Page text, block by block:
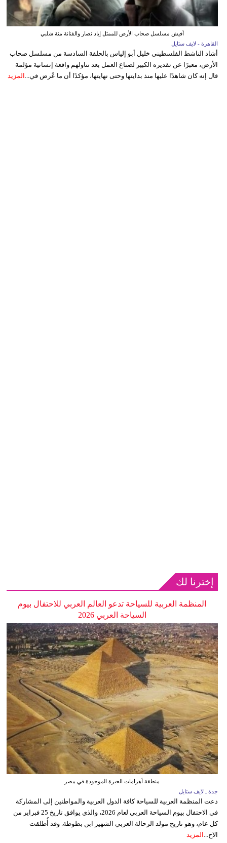
أفيش مسلسل صحاب الأرض للممثل إياد نصار والفنانة منة شلبي
القاهرة - لايف ستايل
أشاد الناشط الفلسطيني خليل أبو إلياس بالحلقة السادسة من مسلسل صحاب
الأرض، معبرًا عن تقديره الكبير لصناع العمل بعد تناولهم واقعة إنسانية مؤلمة
قال إنه كان شاهدًا عليها منذ بدايتها وحتى نهايتها، مؤكدًا أن ما عُرض في... المزيد
إخترنا لك
المنظمة العربية للسياحة تدعو العالم العربي للاحتفال بيوم
السياحة العربي 2026
منطقة أهرامات الجيزة الموجودة في مصر
جدة ـ لايف ستايل
دعت المنظمة العربية للسياحة كافة الدول العربية والمواطنين إلى المشاركة
في الاحتفال بيوم السياحة العربي لعام 2026، والذي يوافق تاريخ 25 فبراير من
كل عام، وهو تاريخ مولد الرحالة العربي الشهير ابن بطوطة. وقد أُطلقت
الاح... المزيد